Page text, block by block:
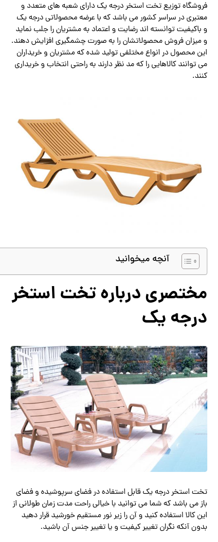
فروشگاه توزیع تخت استخر درجه یک دارای شعبه های متعدد و
معتبری در سراسر کشور می باشد که با عرضه محصولاتی درجه‌ یک
و باکیفیت توانسته اند رضایت و اعتماد به مشتریان را جلب نماید
و میزان فروش محصولاتشان را به صورت چشمگیری افزایش دهند.
این محصول در انواع مختلفی تولید شده که مشتریان و خریداران
می ‌توانند کالاهایی را که مد نظر دارند به راحتی انتخاب و خریداری
کنند.
آنچه میخوانید
مختصری درباره تخت استخر
درجه یک
تخت استخر درجه یک قابل استفاده در فضای سرپوشیده و فضای
باز می باشد که شما می توانید با خیالی راحت مدت زمان طولانی از
این کالا استفاده کنید و آن را زیر نور مستقیم خورشید قرار دهید
بدون آنکه نگران تغییر کیفیت و یا تغییر جنس آن باشید.